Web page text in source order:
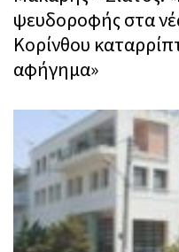
ψευδοροφής στα
Κορίνθου
αφήγημα»